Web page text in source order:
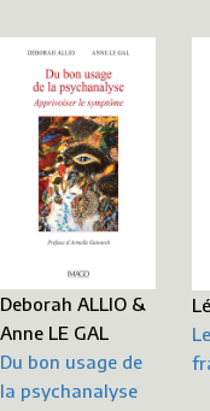
Deborah ALLIO &
Anne LE GAL
Du bon usage de
la psychanalyse